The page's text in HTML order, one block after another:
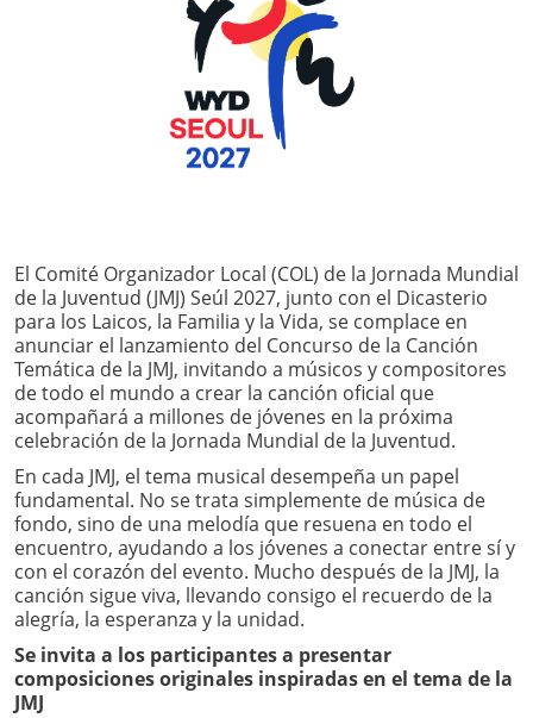
El Comité Organizador Local (COL) de la Jornada Mundial
de la Juventud (JMJ) Seúl 2027, junto con el Dicasterio
para los Laicos, la Familia y la Vida, se complace en
anunciar el lanzamiento del Concurso de la Canción
Temática de la JMJ, invitando a músicos y compositores
de todo el mundo a crear la canción oficial que
acompañará a millones de jóvenes en la próxima
celebración de la Jornada Mundial de la Juventud.
En cada JMJ, el tema musical desempeña un papel
fundamental. No se trata simplemente de música de
fondo, sino de una melodía que resuena en todo el
encuentro, ayudando a los jóvenes a conectar entre sí y
con el corazón del evento. Mucho después de la JMJ, la
canción sigue viva, llevando consigo el recuerdo de la
alegría, la esperanza y la unidad.
Se invita a los participantes a presentar
composiciones originales inspiradas en el tema de la
JMJ